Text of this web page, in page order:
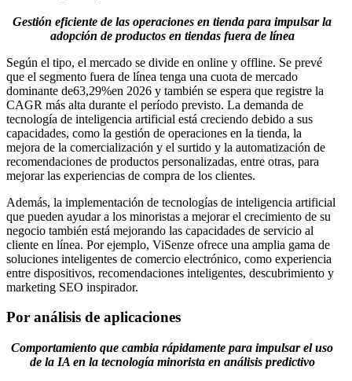
Gestión eficiente de las operaciones en tienda para impulsar la
adopción de productos en tiendas fuera de línea
Según el tipo, el mercado se divide en online y offline. Se prevé
que el segmento fuera de línea tenga una cuota de mercado
dominante de63,29%en 2026 y también se espera que registre la
CAGR más alta durante el período previsto. La demanda de
tecnología de inteligencia artificial está creciendo debido a sus
capacidades, como la gestión de operaciones en la tienda, la
mejora de la comercialización y el surtido y la automatización de
recomendaciones de productos personalizadas, entre otras, para
mejorar las experiencias de compra de los clientes.
Además, la implementación de tecnologías de inteligencia artificial
que pueden ayudar a los minoristas a mejorar el crecimiento de su
negocio también está mejorando las capacidades de servicio al
cliente en línea. Por ejemplo, ViSenze ofrece una amplia gama de
soluciones inteligentes de comercio electrónico, como experiencia
entre dispositivos, recomendaciones inteligentes, descubrimiento y
marketing SEO inspirador.
Por análisis de aplicaciones
Comportamiento que cambia rápidamente para impulsar el uso
de la IA en la tecnología minorista en análisis predictivo